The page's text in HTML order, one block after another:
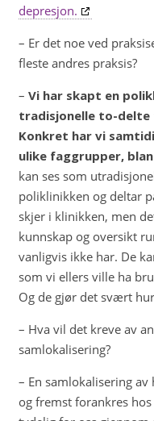
depresjon.
– Er det noe ved
fleste andres praksis?
– Vi har skapt en
tradisjonelle to-delte
Konkret har vi
ulike faggrupper,
kan ses som
poliklinikken og deltar
skjer i klinikken, men
kunnskap og oversikt
vanligvis ikke har. De
som vi ellers ville ha
Og de gjør det svært
– Hva vil det kreve av
samlokalisering?
– En samlokalisering
og fremst forankres